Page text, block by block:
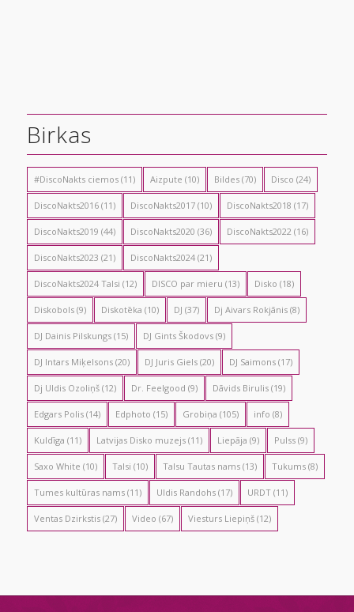
Birkas
#DiscoNakts ciemos(11) Aizpute (10) Bildes(70) Disco (24)
DiscoNakts2016(11) DiscoNakts2017(10) DiscoNakts2018 (17)
DiscoNakts2019 (44) DiscoNakts2020 (36) DiscoNakts2022 (16)
DiscoNakts2023 (21) DiscoNakts2024(21)
DiscoNakts2024 Talsi (12) DISCO par mieru (13) Disko (18)
Diskobols(9) Diskotēka (10) DJ (37) Dj Aivars Rokjānis(8)
DJ Dainis Pilskungs(15) DJ Gints Škodovs(9)
DJ Intars Miķelsons(20) DJ Juris Giels(20) DJ Saimons(17)
Dj Uldis Ozoliņš(12) Dr. Feelgood (9) Dāvids Birulis(19)
Edgars Polis(14) Edphoto (15) Grobiņa (105) info (8)
Kuldīga (11) Latvijas Disko muzejs(11) Liepāja (9) Pulss(9)
Saxo White (10) Talsi (10) Talsu Tautas nams(13) Tukums(8)
Tumes kultūras nams(11) Uldis Randohs(17) URDT(11)
Ventas Dzirkstis(27) Video (67) Viesturs Liepiņš(12)